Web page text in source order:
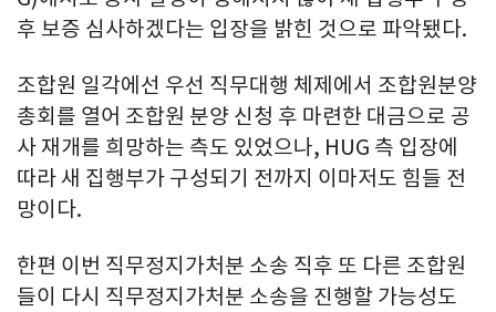
후 보증 심사하겠다는 입장을 밝힌 것으로 파악됐다.
조합원 일각에선 우선 직무대행 체제에서 조합원분양
총회를 열어 조합원 분양 신청 후 마련한 대금으로 공
사 재개를 희망하는 측도 있었으나, HUG 측 입장에
따라 새 집행부가 구성되기 전까지 이마저도 힘들 전
망이다.
한편 이번 직무정지가처분 소송 직후 또 다른 조합원
들이 다시 직무정지가처분 소송을 진행할 가능성도